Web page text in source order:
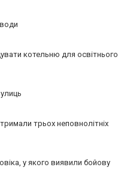
котельню для освітнього
трьох неповнолітніх
у якого виявили бойову